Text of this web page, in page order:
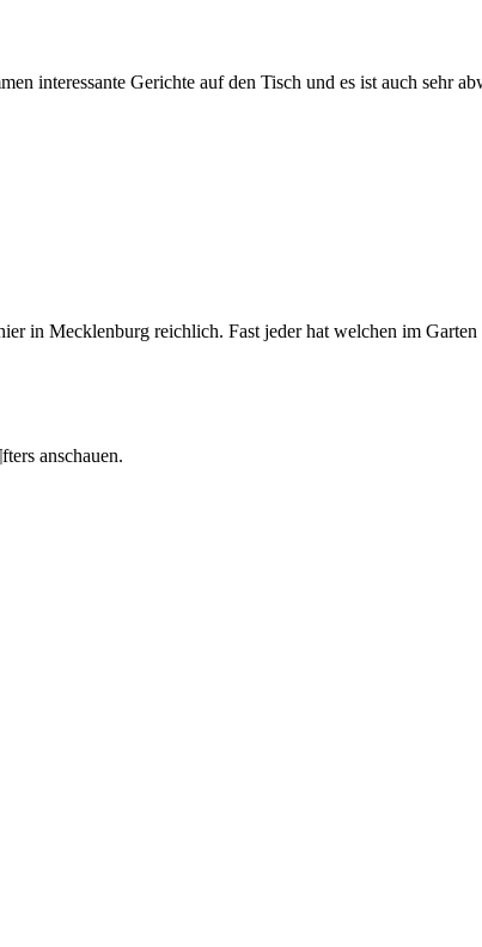
interessante Gerichte auf den Tisch und es ist auch sehr
in Mecklenburg reichlich. Fast jeder hat welchen im
anschauen.